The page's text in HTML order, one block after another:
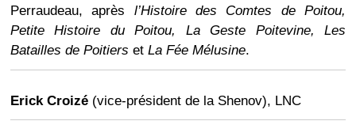
Perraudeau, après l’Histoire des Comtes de Poitou,
Petite Histoire du Poitou, La Geste Poitevine, Les
Batailles de Poitiers et La Fée Mélusine.
Erick Croizé(vice-président de la Shenov), LNC